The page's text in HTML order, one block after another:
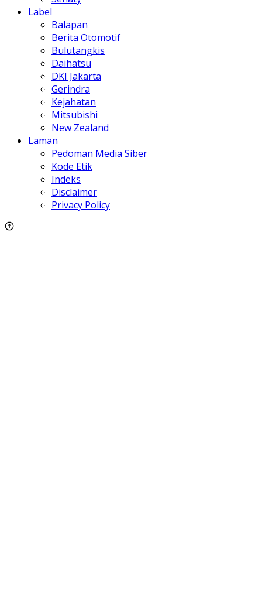
Label
Balapan
Berita Otomotif
Bulutangkis
Daihatsu
DKI Jakarta
Gerindra
Kejahatan
Mitsubishi
New Zealand
Laman
Pedoman Media Siber
Kode Etik
Indeks
Disclaimer
Privacy Policy